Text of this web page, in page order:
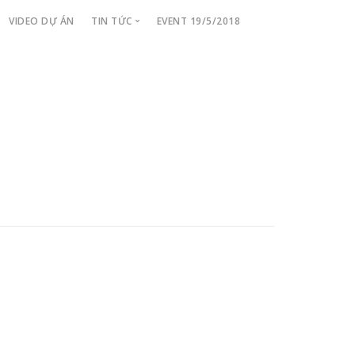
VIDEO DỰ ÁN TIN TỨC EVENT 19/5/2018